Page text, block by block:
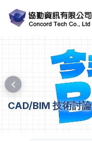
CAD/BIM 技術討論